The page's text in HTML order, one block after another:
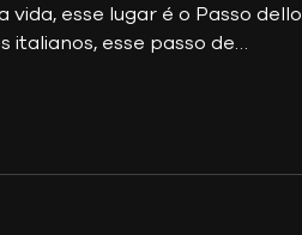
esse lugar é o Passo dello
italianos, esse passo de